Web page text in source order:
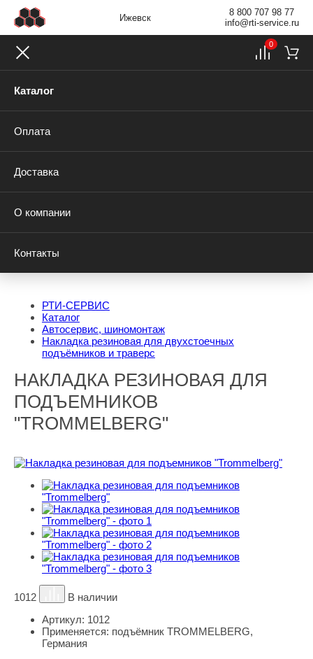
Ижевск
8 800 707 98 77
info@rti-service.ru
Каталог
Оплата
Доставка
О компании
Контакты
0
РТИ-СЕРВИС
Каталог
Автосервис, шиномонтаж
Накладка резиновая для двухстоечных
подъёмников и траверс
НАКЛАДКА РЕЗИНОВАЯ ДЛЯ
ПОДЪЕМНИКОВ
"TROMMELBERG"
1012
В наличии
Артикул: 1012
Применяется: подъёмник TROMMELBERG,
Германия